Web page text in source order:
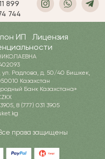
899
744
ИП
Лицензия
Радлова, д. 50/40 Бишкек,
Казахстан
Банк Казахстана»
8 (777) 031 3905
права защищены